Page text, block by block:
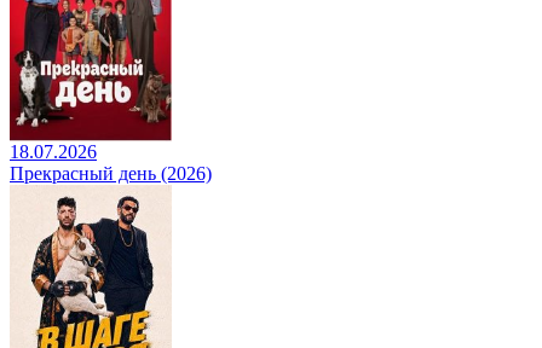
18.07.2026
Прекрасный день (2026)